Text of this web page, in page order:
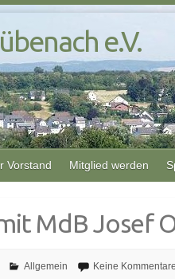
e.V.
Vorstand Mitglied werden
MdB Josef
Allgemein Keine Kommentare